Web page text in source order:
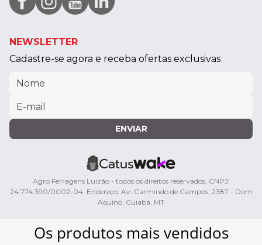
NEWSLETTER
Cadastre-se agora e receba ofertas exclusivas
ENVIAR
Agro Ferragens Luizão - todos os direitos reservados. CNPJ:
24.774.390/0002-04. Endereço: Av. Carmindo de Campos, 2387 - Dom
Aquino, Cuiabá, MT